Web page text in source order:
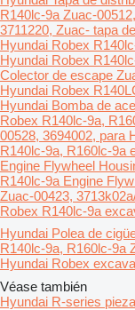
R140lc-9a Zuac-
3711220, Zuac- tapa
Hyundai Robex
Hyundai Robex
Colector de escape
Hyundai Robex
Hyundai Bomba de
Robex R140lc-9a,
00528, 3694002, para
R140lc-9a, R160lc-9a
Engine Flywheel
R140lc-9a Engine
Zuac-00423,
Robex R140lc-9a
Hyundai Polea de
R140lc-9a, R160lc-9a
Hyundai Robex
Véase también
Hyundai R-series